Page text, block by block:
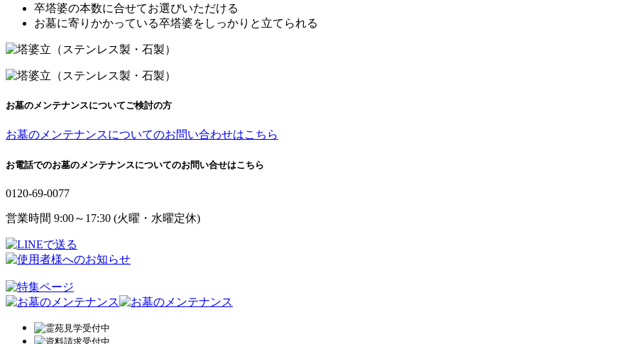
卒塔婆の本数に合せてお選びいただける
お墓に寄りかかっている卒塔婆をしっかりと立てられる
お墓のメンテナンスについてご検討の方
お墓のメンテナンスについてのお問い合わせはこちら
お電話でのお墓のメンテナンスについてのお問い合せはこちら
0120-69-0077
営業時間 9:00～17:30 (火曜・水曜定休)